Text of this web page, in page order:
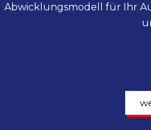
Abwicklungsmodell für Ihr